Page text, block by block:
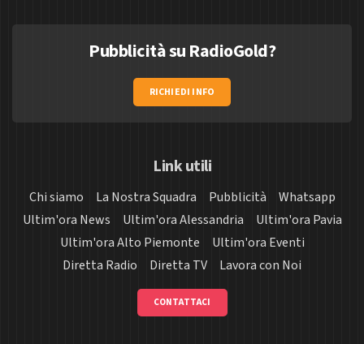
Pubblicità su RadioGold?
RICHIEDI INFO
Link utili
Chi siamo La Nostra Squadra Pubblicità
Whatsapp
Ultim'ora News
Ultim'ora Alessandria
Ultim'ora Pavia
Ultim'ora Alto Piemonte
Ultim'ora Eventi
Diretta Radio
Diretta TV Lavora con Noi
CONTATTACI